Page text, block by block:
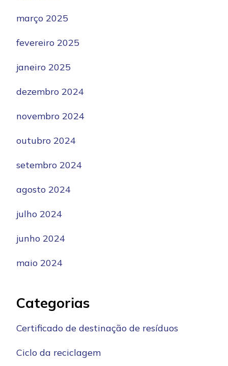
março 2025
fevereiro 2025
janeiro 2025
dezembro 2024
novembro 2024
outubro 2024
setembro 2024
agosto 2024
julho 2024
junho 2024
maio 2024
Categorias
Certificado de destinação de resíduos
Ciclo da reciclagem